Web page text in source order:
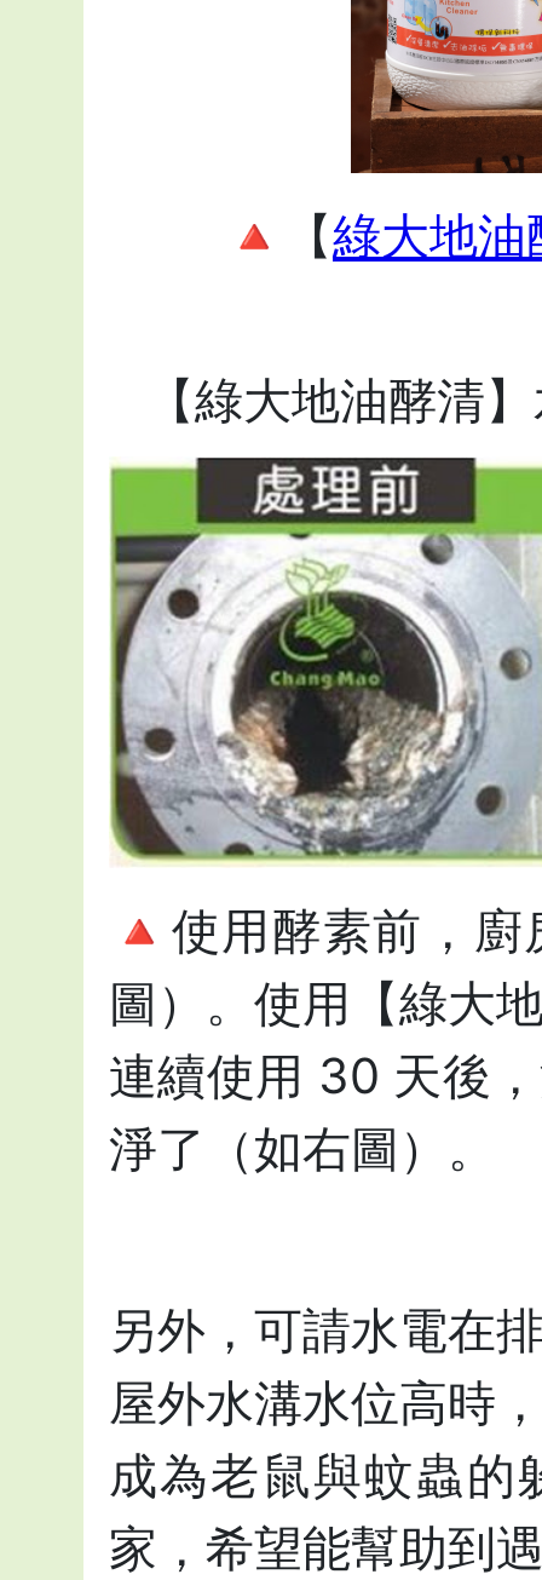
🔺【綠大地油
【綠大地油酵清
🔺使用酵素前，
圖）。使用【綠大
連續使用 30 天後
淨了（如右圖）。
另外，可請水電在
屋外水溝水位高時
成為老鼠與蚊蟲的
家，希望能幫助到